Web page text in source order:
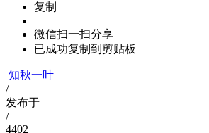
复制
微信扫一扫分享
已成功复制到剪贴板
知秋一叶
/
发布于
/
4402